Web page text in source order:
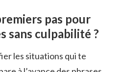
pas pour
sans culpabilité ?
les situations qui te